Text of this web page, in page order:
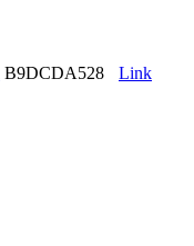
B9DCDA528 Link